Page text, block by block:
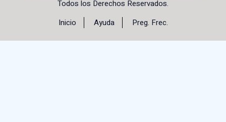
Todos los Derechos Reservados.
Inicio
Ayuda Preg. Frec.